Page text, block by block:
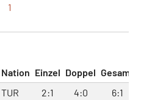
1
Nation Einzel Doppel Gesamt
TUR
2:1 4:0 6:1